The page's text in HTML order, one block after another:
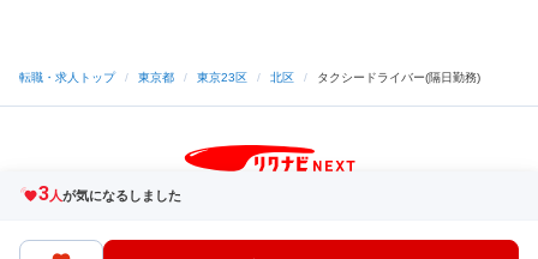
3人が気になるしました
転職・求人トップ / 東京都 / 東京23区 / 北区 / タクシードライバー(隔日勤務)
中途採用をご検討の企業様